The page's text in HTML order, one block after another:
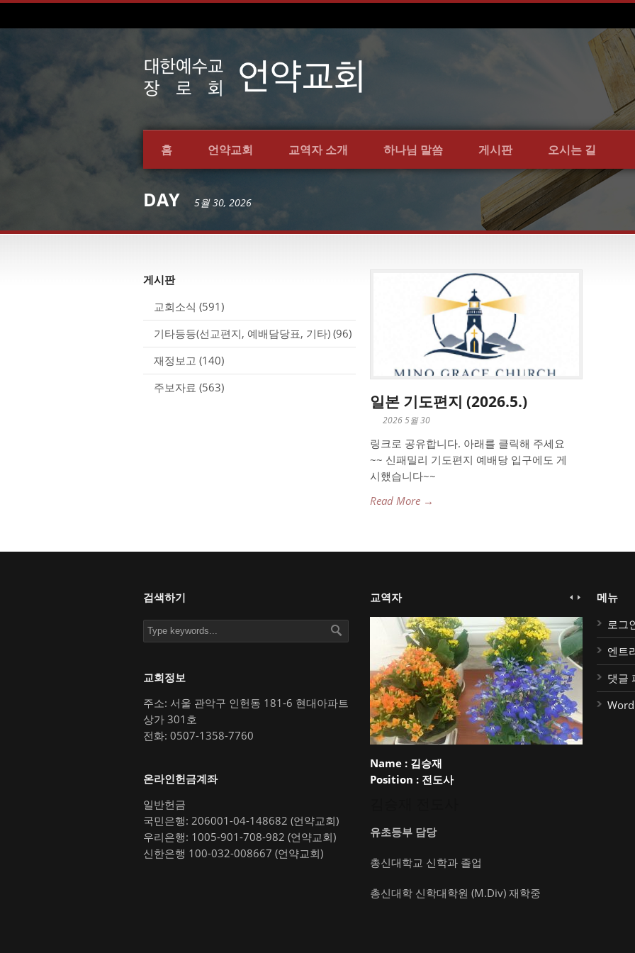
홈 언약교회 교역자 소개 하나님 말씀 게시판 오시는 길
DAY 5월 30, 2026
일본 기도편지 (2026.5.)
2026 5월 30
링크로 공유합니다. 아래를 클릭해 주세요
~~ 신패밀리 기도편지 예배당 입구에도 게
시했습니다~~
Read More →
게시판
교회소식 (591)
기타등등(선교편지, 예배담당표, 기타) (96)
재정보고 (140)
주보자료 (563)
검색하기
교회정보
주소: 서울 관악구 인헌동 181-6 현대아파트
상가 301호
전화: 0507-1358-7760
온라인헌금계좌
일반헌금
국민은행: 206001-04-148682 (언약교회)
우리은행: 1005-901-708-982 (언약교회)
신한은행 100-032-008667 (언약교회)
교역자
Name :김승재
Position :전도사
유초등부 담당
총신대학교 신학과 졸업
총신대학 신학대학원 (M.Div) 재학중
메뉴
로그
엔트
댓글